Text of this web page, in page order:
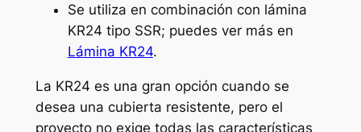
Se utiliza en combinación con lámina
KR24 tipo SSR; puedes ver más en
Lámina KR24.
La KR24 es una gran opción cuando se
desea una cubierta resistente, pero el
proyecto no exige todas las características